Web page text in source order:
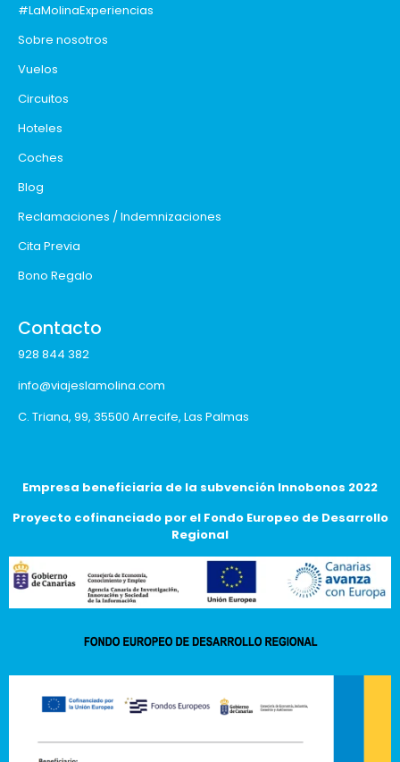
#LaMolinaExperiencias
Sobre nosotros
Vuelos
Circuitos
Hoteles
Coches
Blog
Reclamaciones / Indemnizaciones
Cita Previa
Bono Regalo
Contacto
928 844 382
info@viajeslamolina.com
C. Triana, 99, 35500 Arrecife, Las Palmas
Empresa beneficiaria de la subvención Innobonos 2022
Proyecto cofinanciado por el Fondo Europeo de Desarrollo
Regional